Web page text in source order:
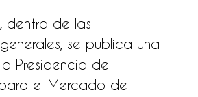
dentro de las
se publica una
Presidencia del
el Mercado de